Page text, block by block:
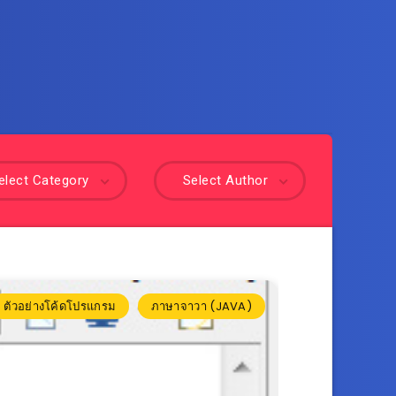
Select Author
Category
ตัวอย่างโค้ดโปรแกรม ภาษาจาวา (JAVA)